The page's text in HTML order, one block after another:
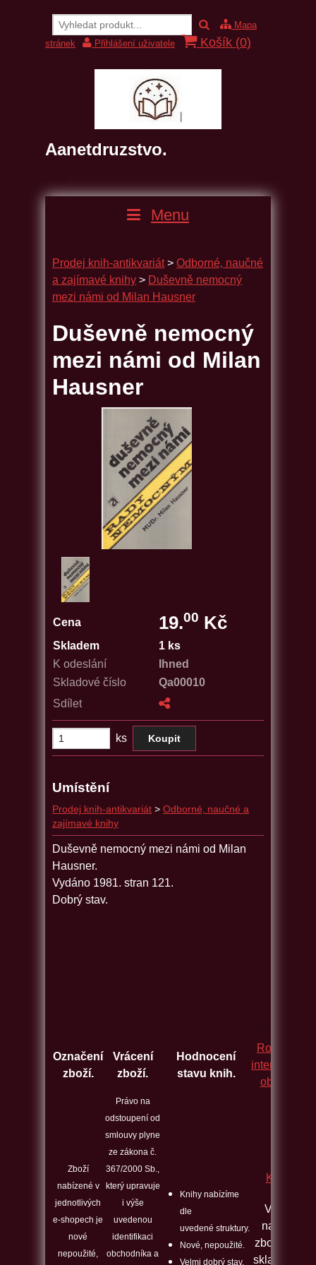
Mapa
stránek
Přihlášení uživatele Košík (0)
Aanetdruzstvo.
Menu
Prodej knih-antikvariát > Odborné‚ naučné
a zajímavé knihy > Duševně nemocný
mezi námi od Milan Hausner
Duševně nemocný
mezi námi od Milan
Hausner
Cena 19.00 Kč
Skladem
1 ks
K odeslání
Ihned
Skladové číslo
Qa00010
Sdílet
ks
Umístění
Prodej knih-antikvariát > Odborné‚ naučné a
zajímavé knihy
Duševně nemocný mezi námi od Milan
Hausner.
Vydáno 1981. stran 121.
Dobrý stav.
Označení
zboží.
Vrácení
zboží.
Hodnocení
stavu knih.
Rozcestník
obchodů.
Zboží
nabízené v
jednotlivých
e-shopech je
nové
nepoužité,
Právo na
odstoupení od
smlouvy plyne
ze zákona č.
367/2000 Sb.,
který upravuje
i výše
uvedenou
identifikaci
obchodníka a
Knihy nabízíme
dle
uvedené struktury.
Nové, nepoužité.
Velmi dobrý stav.
Kontakt
Veškeré
nabízené
zboží máme
skladem a je